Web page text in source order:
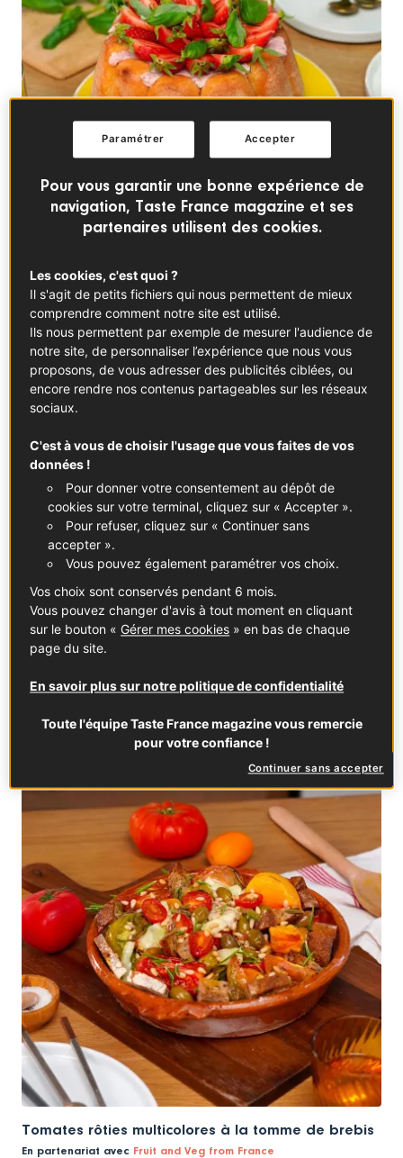
Charlotte aux fraises et basilic
DESSERTS FRANÇAIS
Moelleux aux prunes crumble noisettes
En partenariat avecFruit & Veg from France
Tomates rôties multicolores à la tomme de brebis
En partenariat avec Fruit and Veg from France
Pour vous garantir une bonne expérience de
navigation, Taste France magazine et ses
partenaires utilisent des cookies.
Les cookies, c'est quoi ?
Il s'agit de petits fichiers qui nous permettent de mieux
comprendre comment notre site est utilisé.
Ils nous permettent par exemple de mesurer l'audience de
notre site, de personnaliser l’expérience que nous vous
proposons, de vous adresser des publicités ciblées, ou
encore rendre nos contenus partageables sur les réseaux
sociaux.
C'est à vous de choisir l'usage que vous faites de vos
données !
Pour donner votre consentement au dépôt de
cookies sur votre terminal, cliquez sur « Accepter ».
Pour refuser, cliquez sur « Continuer sans
accepter ».
Vous pouvez également paramétrer vos choix.
Vos choix sont conservés pendant 6 mois.
Vous pouvez changer d'avis à tout moment en cliquant
sur le bouton « Gérer mes cookies » en bas de chaque
page du site.
En savoir plus sur notre politique de confidentialité
Toute l'équipe Taste France magazine vous remercie
pour votre confiance !
Continuer sans accepter
Accepter
Paramétrer